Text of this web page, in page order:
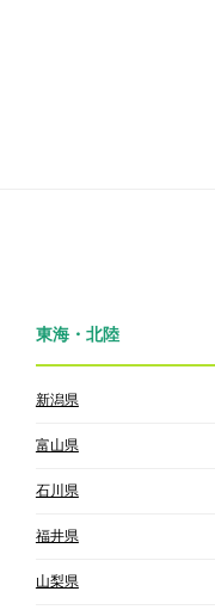
東海・北陸
新潟県
富山県
石川県
福井県
山梨県